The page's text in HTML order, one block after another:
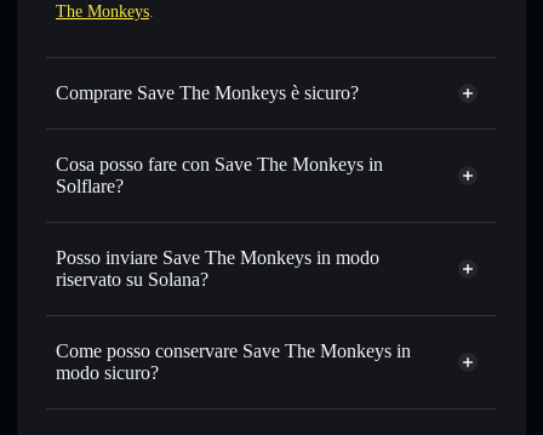
The Monkeys.
Comprare Save The Monkeys è sicuro?
Save The Monkeys non è verificato
Cosa posso fare con Save The Monkeys in
Solflare?
Save The Monkeys
wallet Solflare
Scambiare istantaneamente— scambia MONKEYS in
SOL, USDC o in migliaia di altri token Solana al prezzo
prezzo desiderato di MONKEYS
Usare il DCA
MONKEYS nel tempo
Posso inviare Save The Monkeys in modo
riservato su Solana?
Aggregatore di privacy
Come posso conservare Save The Monkeys in
modo sicuro?
Save The Monkeys